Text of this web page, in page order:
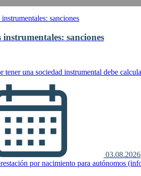
instrumentales: sanciones
tener una sociedad instrumental debe
03.08.2026